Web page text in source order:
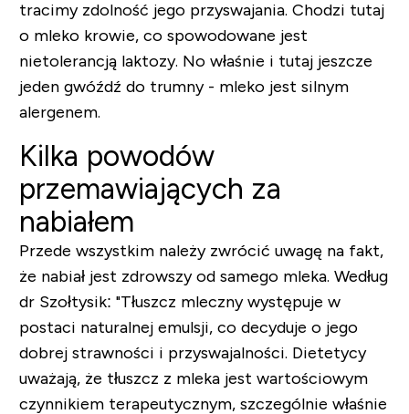
tracimy zdolność jego przyswajania. Chodzi tutaj
o mleko krowie, co spowodowane jest
nietolerancją laktozy. No właśnie i tutaj jeszcze
jeden gwóźdź do trumny - mleko jest silnym
alergenem.
Kilka powodów
przemawiających za
nabiałem
Przede wszystkim należy zwrócić uwagę na fakt,
że nabiał jest zdrowszy od samego mleka. Według
dr Szołtysik: "Tłuszcz mleczny występuje w
postaci naturalnej emulsji, co decyduje o jego
dobrej strawności i przyswajalności. Dietetycy
uważają, że tłuszcz z mleka jest wartościowym
czynnikiem terapeutycznym, szczególnie właśnie